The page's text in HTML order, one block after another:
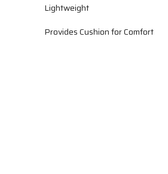
Lightweight
Provides Cushion for Comfort